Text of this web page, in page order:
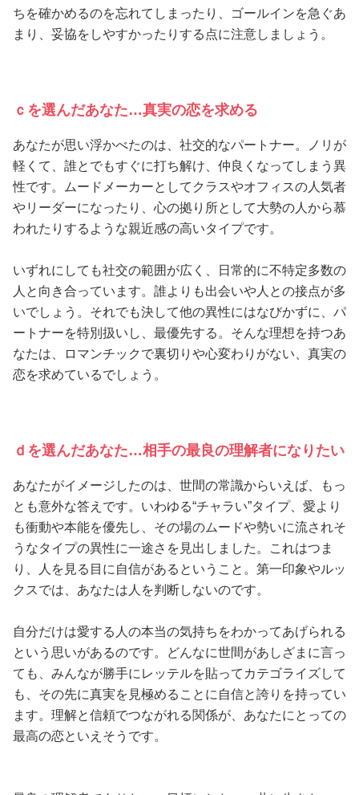
ちを確かめるのを忘れてしまったり、ゴールインを急ぐあ
まり、妥協をしやすかったりする点に注意しましょう。
ｃを選んだあなた…真実の恋を求める
あなたが思い浮かべたのは、社交的なパートナー。ノリが
軽くて、誰とでもすぐに打ち解け、仲良くなってしまう異
性です。ムードメーカーとしてクラスやオフィスの人気者
やリーダーになったり、心の拠り所として大勢の人から慕
われたりするような親近感の高いタイプです。
いずれにしても社交の範囲が広く、日常的に不特定多数の
人と向き合っています。誰よりも出会いや人との接点が多
いでしょう。それでも決して他の異性にはなびかずに、パ
ートナーを特別扱いし、最優先する。そんな理想を持つあ
なたは、ロマンチックで裏切りや心変わりがない、真実の
恋を求めているでしょう。
ｄを選んだあなた…相手の最良の理解者になりたい
あなたがイメージしたのは、世間の常識からいえば、もっ
とも意外な答えです。いわゆる“チャラい”タイプ、愛より
も衝動や本能を優先し、その場のムードや勢いに流されそ
うなタイプの異性に一途さを見出しました。これはつま
り、人を見る目に自信があるということ。第一印象やルッ
クスでは、あなたは人を判断しないのです。
自分だけは愛する人の本当の気持ちをわかってあげられる
という思いがあるのです。どんなに世間があしざまに言っ
ても、みんなが勝手にレッテルを貼ってカテゴライズして
も、その先に真実を見極めることに自信と誇りを持ってい
ます。理解と信頼でつながれる関係が、あなたにとっての
最高の恋といえそうです。